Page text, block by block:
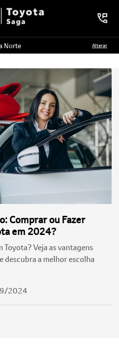
Norte Alterar
Comprar ou Fazer
em 2024?
Toyota? Veja as vantagens
descubra a melhor escolha
2024